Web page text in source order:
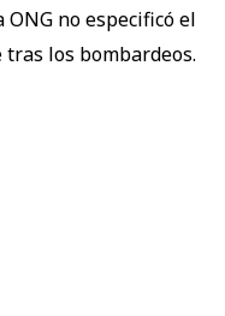
no especificó el
los bombardeos.